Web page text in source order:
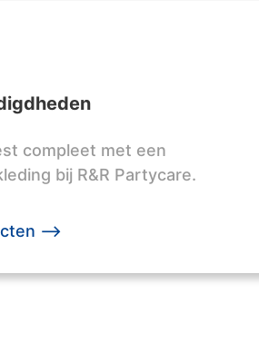
compleet met een
bij R&R Partycare.
-->